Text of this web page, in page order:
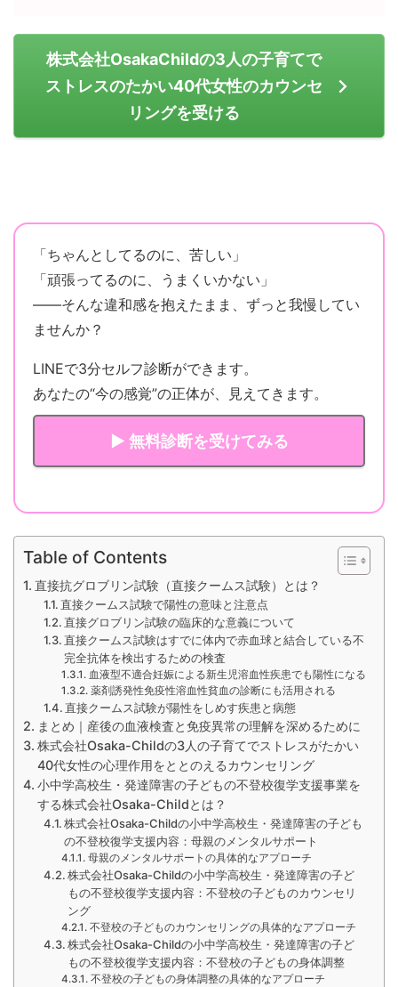
株式会社OsakaChildの3人の子育てで
ストレスのたかい40代女性のカウンセ
リングを受ける
「ちゃんとしてるのに、苦しい」
「頑張ってるのに、うまくいかない」
——そんな違和感を抱えたまま、ずっと我慢してい
ませんか？
LINEで3分セルフ診断ができます。
あなたの“今の感覚”の正体が、見えてきます。
▶ 無料診断を受けてみる
Table of Contents
直接抗グロブリン試験（直接クームス試験）とは？
直接クームス試験で陽性の意味と注意点
直接グロブリン試験の臨床的な意義について
直接クームス試験はすでに体内で赤血球と結合している不
完全抗体を検出するための検査
血液型不適合妊娠による新生児溶血性疾患でも陽性になる
薬剤誘発性免疫性溶血性貧血の診断にも活用される
直接クームス試験が陽性をしめす疾患と病態
まとめ｜産後の血液検査と免疫異常の理解を深めるために
株式会社Osaka-Childの3人の子育てでストレスがたかい
40代女性の心理作用をととのえるカウンセリング
小中学高校生・発達障害の子どもの不登校復学支援事業を
する株式会社Osaka-Childとは？
株式会社Osaka-Childの小中学高校生・発達障害の子ども
の不登校復学支援内容：母親のメンタルサポート
母親のメンタルサポートの具体的なアプローチ
株式会社Osaka-Childの小中学高校生・発達障害の子ど
もの不登校復学支援内容：不登校の子どものカウンセリ
ング
不登校の子どものカウンセリングの具体的なアプローチ
株式会社Osaka-Childの小中学高校生・発達障害の子ど
もの不登校復学支援内容：不登校の子どもの身体調整
不登校の子どもの身体調整の具体的なアプローチ